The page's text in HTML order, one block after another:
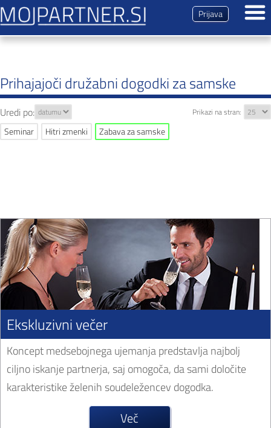
Prihajajoči dogodki
Pretekli dogodki
Tipi dogodkov
Ekskluzivni večer
Magazin
Kontakt
Prijava
Prihajajoči družabni dogodki za samske
Prikazi na stran:
Uredi po:
Seminar Hitri zmenki Zabava za samske
Ekskluzivni večer
Koncept medsebojnega ujemanja predstavlja najbolj
ciljno iskanje partnerja, saj omogoča, da sami določite
karakteristike želenih soudeležencev dogodka.
Več